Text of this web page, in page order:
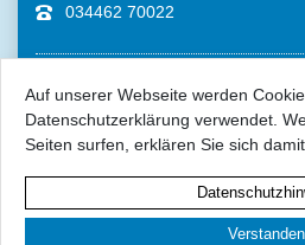
Auf unserer Webseite werden
Datenschutzerklärung verwendet.
Seiten surfen, erklären Sie sich
Verstanden
034462 70022
Kontakt